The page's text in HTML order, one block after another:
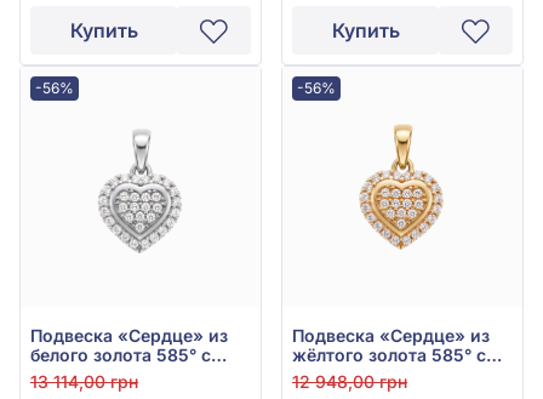
Купить Купить
-56%
Подвеска «Сердце» из
белого золота 585° с
фианитом, арт. 5010075б
13 114,00 грн
-56%
Подвеска «Сердце» из
жёлтого золота 585° с
фианитом, арт. 5010075ж
12 948,00 грн